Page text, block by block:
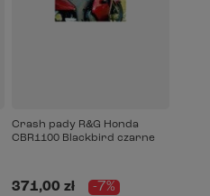
Crash pady R&G Honda
CBR1100 Blackbird czarne
371,00 zł -7%